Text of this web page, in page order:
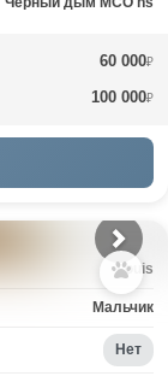
60 000₽
100 000₽
Louis
Мальчик
Нет